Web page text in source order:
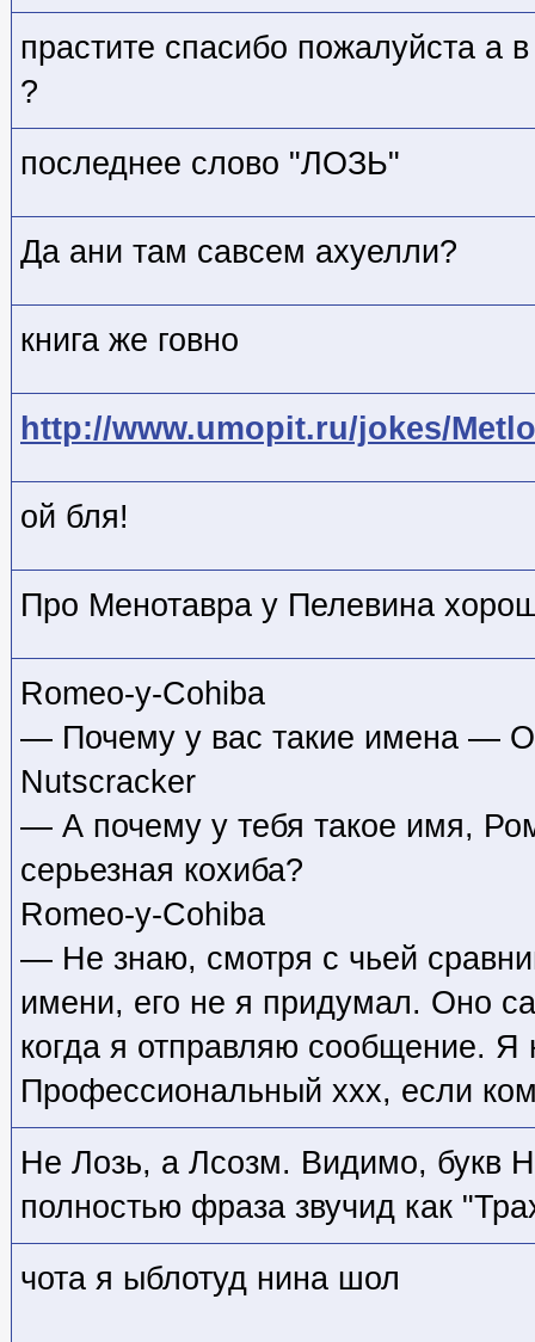
прастите спасибо пожалуйста а
?
последнее слово "ЛОЗЬ"
Да ани там савсем ахуелли?
книга же говно
http://www.umopit.ru/jokes/
ой бля!
Про Менотавра у Пелевина
Romeo-y-Cohiba
— Почему у вас такие имена —
Nutscracker
— А почему у тебя такое имя,
серьезная кохиба?
Romeo-y-Cohiba
— Не знаю, смотря с чьей
имени, его не я придумал. Оно
когда я отправляю сообщение.
Профессиональный xxx, если
Не Лозь, а Лсозм. Видимо, букв
полностью фраза звучид как
чота я ыблотуд нина шол